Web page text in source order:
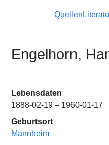
Quellen
Engelhorn,
Lebensdaten
1888-02-19 – 1960-01-17
Geburtsort
Mannheim